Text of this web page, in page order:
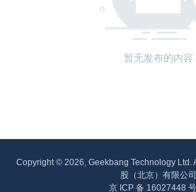
暂无发布的内容
Copyright © 2026, Geekbang Technology Ltd.
股（北京）有限公司
京 ICP 备 16027448